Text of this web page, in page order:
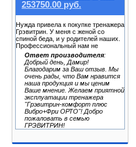
253750.00 руб.
Нужда привела к покупке тренажера
Грэвитрин. У меня с женой со
спиной беда, и у родителей наших.
Профессиональный нам не
Ответ производителя:
Добрый день, Дамир!
Благодарим за Ваш отзыв. Мы
очень рады, что Вам нравится
наша продукция и мы ценим
Ваше мнение. Желаем приятной
эксплуатации тренажера
"Грэвитрин-комфорт плюс
Вибро+Фри ОРТО"! Добро
пожаловать в семью
ГРЭВИТРИН!